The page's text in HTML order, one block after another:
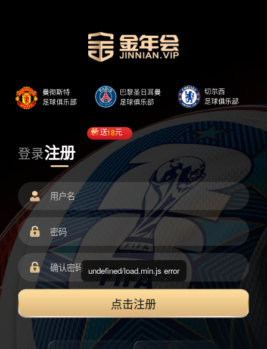
登录注册
送18元
点击注册
undefined/load.min.js error